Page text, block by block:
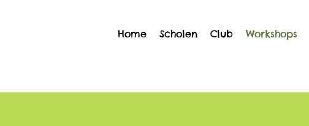
Home Scholen Club Workshops